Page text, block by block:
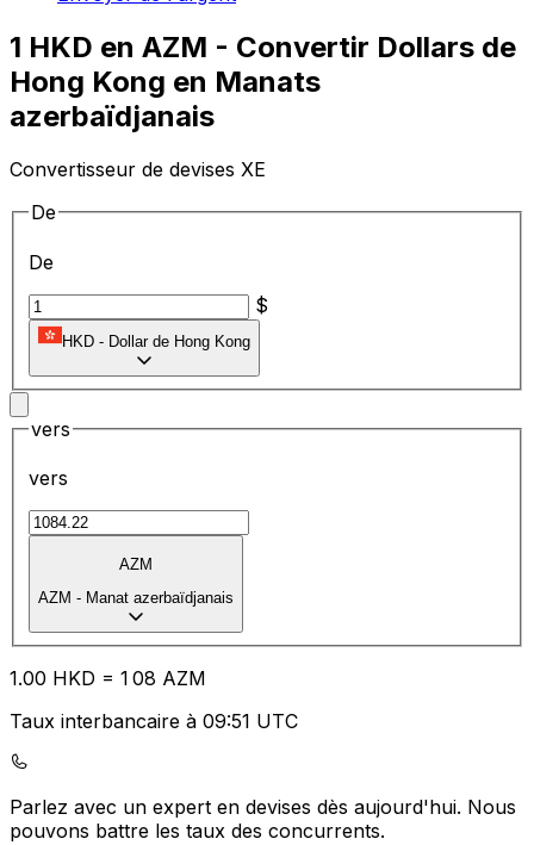
1 HKD en AZM - Convertir Dollars de
Hong Kong en Manats
azerbaïdjanais
Convertisseur de devises XE
De
De
$
HKD - Dollar de Hong Kong
vers
vers
AZM
AZM - Manat azerbaïdjanais
1.00 HKD = 1 08 AZM
Taux interbancaire à 09:51 UTC
Parlez avec un expert en devises dès aujourd'hui. Nous
pouvons battre les taux des concurrents.